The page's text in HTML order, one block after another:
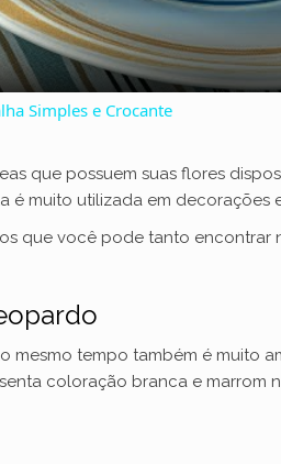
a
y
i
e
Simples e Crocante
que possuem suas flores
é muito utilizada em
que você pode tanto
mesmo tempo também é muito
coloração branca e marrom